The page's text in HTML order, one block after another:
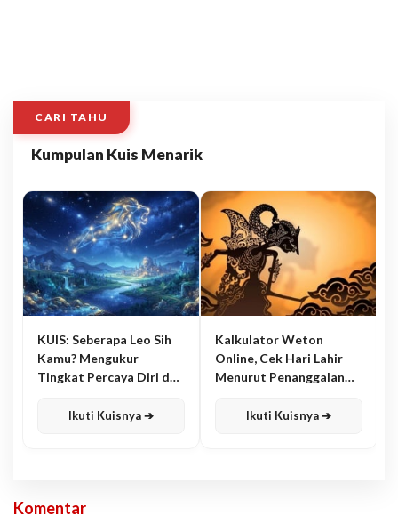
CARI TAHU
Kumpulan Kuis Menarik
KUIS: Seberapa Leo Sih
Kamu? Mengukur
Tingkat Percaya Diri dan
Ikuti Kuisnya ➔
Kalkulator Weton
Online, Cek Hari Lahir
Menurut Penanggalan
Ikuti Kuisnya ➔
Komentar